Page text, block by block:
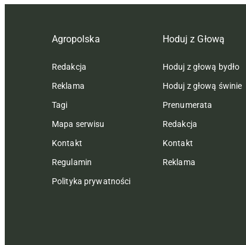
Agropolska
Redakcja
Reklama
Tagi
Mapa serwisu
Kontakt
Regulamin
Polityka prywatności
Hoduj z Głową
Hoduj z głową bydło
Hoduj z głową świnie
Prenumerata
Redakcja
Kontakt
Reklama